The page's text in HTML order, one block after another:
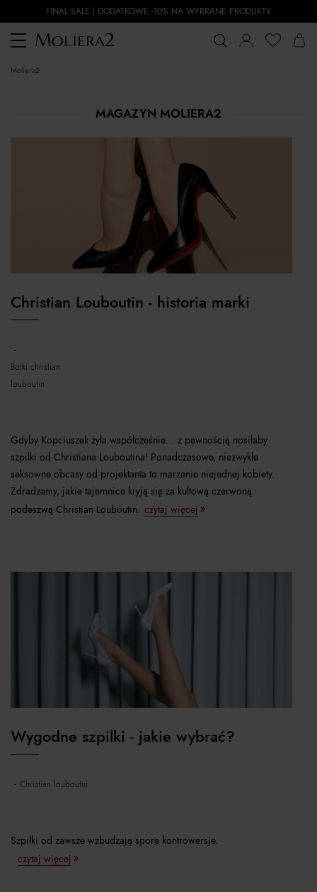
FINAL SALE | DODATKOWE -10% NA WYBRANE PRODUKTY
Toggle
navigation
moliera2
MAGAZYN MOLIERA2
Christian Louboutin - historia marki
botki christian
louboutin
Gdyby Kopciuszek żyła współcześnie… z pewnością nosiłaby
szpilki od Christiana Louboutina! Ponadczasowe, niezwykle
seksowne obcasy od projektanta to marzenie niejednej kobiety.
Zdradzamy, jakie tajemnice kryją się za kultową czerwoną
podeszwą Christian Louboutin. czytaj więcej
Wygodne szpilki - jakie wybrać?
christian louboutin
Szpilki od zawsze wzbudzają spore kontrowersje.
czytaj więcej